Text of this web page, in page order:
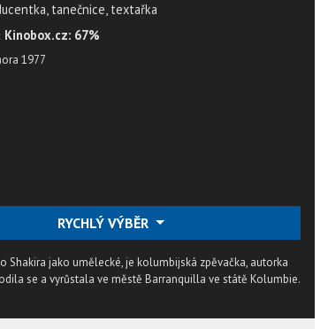
tanečnice, textařka
67%
1977
RYCHLÝ VÝBĚR
Shakira jako umělecké, je kolumbijská zpěvačka, autorka
se a vyrůstala ve městě Barranquilla ve státě Kolumbie.